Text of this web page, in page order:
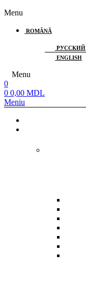
Menu
ROMÂNĂ
РУССКИЙ
ENGLISH
Menu
0
0 0,00 MDL
Meniu